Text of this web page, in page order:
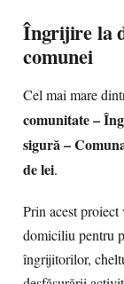
Îngrijire la
comunei
Cel mai mare
comunitate –
sigură –
de lei.
Prin acest
domiciliu pentru
îngrijitorilor,